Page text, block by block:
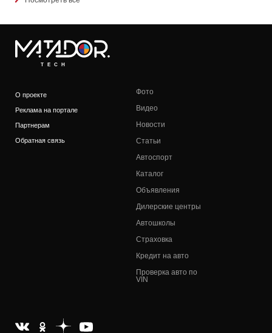
TECH
О проекте
Реклама на портале
Партнерам
Обратная связь
Фото
Видео
Новости
Статьи
Автоспорт
Каталог
Объявления
Дилерские центры
Автошколы
Страховка
Кредит на авто
Проверка авто по
VIN